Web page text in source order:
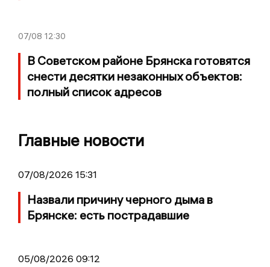
07/08 12:30
В Советском районе Брянска готовятся
снести десятки незаконных объектов:
полный список адресов
Главные новости
07/08/2026 15:31
Назвали причину черного дыма в
Брянске: есть пострадавшие
05/08/2026 09:12